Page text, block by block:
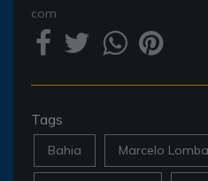
com
Tags
Bahia Marcelo Lomba